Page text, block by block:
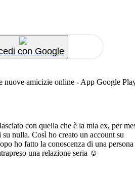
con Google
nuove amicizie online - App Google
con quella che è la mia ex, per
nulla. Così ho creato un account su
ho fatto la conoscenza di una persona
una relazione seria ☺️